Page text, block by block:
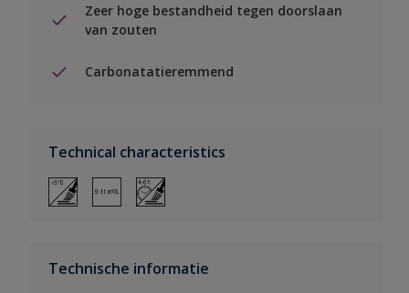
Zeer hoge bestandheid tegen doorslaan
van zouten
Carbonatatieremmend
Technical characteristics
Technische informatie